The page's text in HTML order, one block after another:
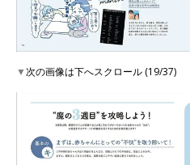
▼次の画像は下へスクロール (19/37)